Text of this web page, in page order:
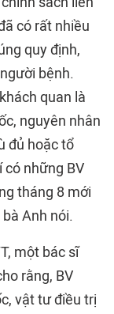
có rất nhiều
quy định,
bệnh.
quan là
nguyên nhân
đủ hoặc tổ
có những BV
tháng 8 mới
Anh nói.
một bác sĩ
rằng, BV
vật tư điều trị